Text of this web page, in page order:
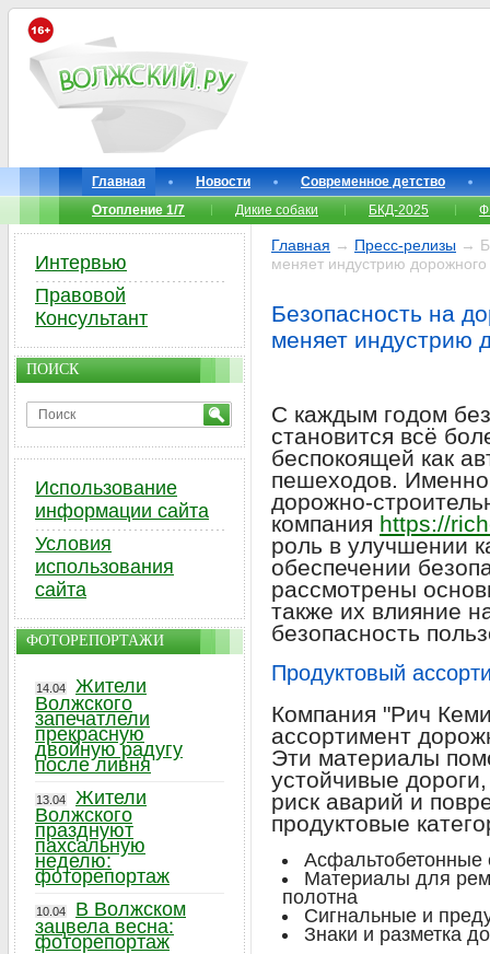
Главная Новости
Современное детство
Отопление 1/7
Дикие собаки БКД-2025
Главная → Пресс-релизы →
меняет индустрию дорожного
Безопасность на
меняет индустрию
С каждым годом
становится всё
беспокоящей как
пешеходов. Именно
дорожно-
компания https://
роль в улучшении
обеспечении
рассмотрены
также их влияние
безопасность
Продуктовый
Компания "Рич
ассортимент
Эти материалы
устойчивые
риск аварий и
продуктовые
Асфальтобетонные
Материалы для
полотна
Сигнальные и
Знаки и разметка
Интервью
Правовой
Консультант
ПОИСК
Использование
информации сайта
Условия
использования
сайта
ФОТОРЕПОРТАЖИ
14.04
Жители
Волжского
запечатлели
прекрасную
двойную радугу
после ливня
13.04
Жители
Волжского
празднуют
пахсальную
неделю:
фоторепортаж
10.04
В Волжском
зацвела весна:
фоторепортаж